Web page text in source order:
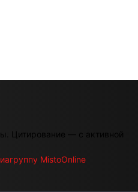
Цитирование — с активной
MistoOnline